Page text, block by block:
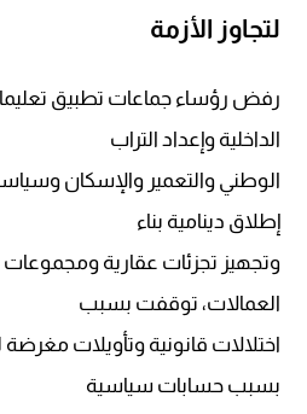
لتجاوز الأزمة
رفض رؤساء جماعات تطبيق
الداخلية وإعداد التراب
الوطني والتعمير والإسكان
إطلاق دينامية بناء
وتجهيز تجزئات عقارية
العمالات، توقفت بسبب
اختلالات قانونية وتأويلات
بسبب حسابات سياسية